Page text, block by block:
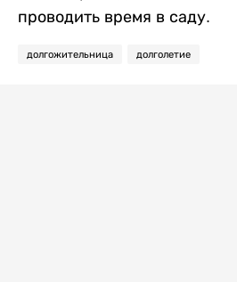
проводить время в саду.
долгожительница долголетие